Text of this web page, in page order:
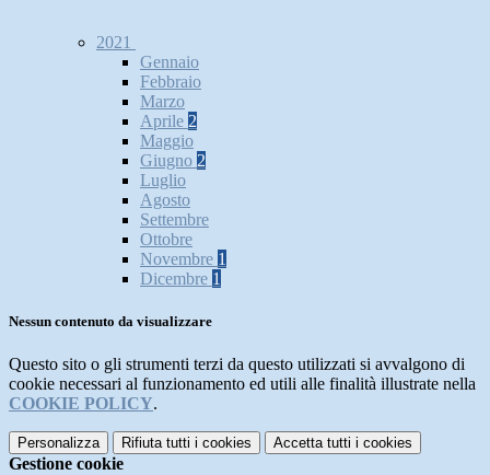
2021
Gennaio
Febbraio
Marzo
Aprile 2
Maggio
Giugno 2
Luglio
Agosto
Settembre
Ottobre
Novembre 1
Dicembre 1
Nessun contenuto da visualizzare
Questo sito o gli strumenti terzi da questo utilizzati si avvalgono di
cookie necessari al funzionamento ed utili alle finalità illustrate nella
COOKIE POLICY.
Personalizza Rifiuta tutti i cookies Accetta tutti i cookies
Gestione cookie